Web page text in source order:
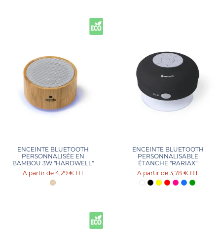
ENCEINTE BLUETOOTH
PERSONNALISÉE EN
BAMBOU 3W "HARDWELL"
4,29 € HT
ENCEINTE BLUETOOTH
PERSONNALISABLE
ÉTANCHE "RARIAX"
3,78 € HT